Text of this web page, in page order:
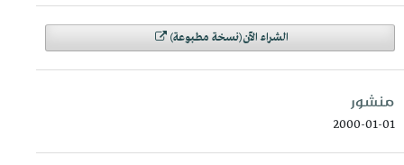
الشراء الآن(نسخة مطبوعة)
منشور
2000-01-01